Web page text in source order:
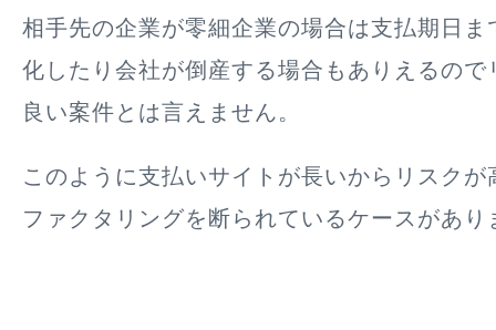
相手先の企業が零細企業の場合は支払期日ま
化したり会社が倒産する場合もありえるので
良い案件とは言えません。
このように支払いサイトが長いからリスクが
ファクタリングを断られているケースがあり